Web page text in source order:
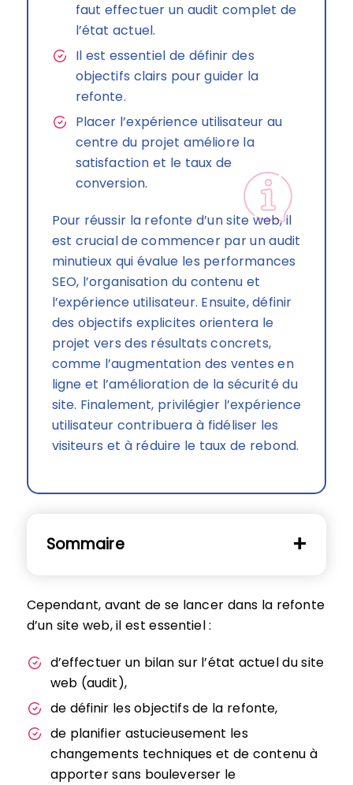
faut effectuer un audit complet de
l’état actuel.
Il est essentiel de définir des
objectifs clairs pour guider la
refonte.
Placer l’expérience utilisateur au
centre du projet améliore la
satisfaction et le taux de
conversion.
Pour réussir la refonte d’un site web, il
est crucial de commencer par un audit
minutieux qui évalue les performances
SEO, l’organisation du contenu et
l’expérience utilisateur. Ensuite, définir
des objectifs explicites orientera le
projet vers des résultats concrets,
comme l’augmentation des ventes en
ligne et l’amélioration de la sécurité du
site. Finalement, privilégier l’expérience
utilisateur contribuera à fidéliser les
visiteurs et à réduire le taux de rebond.
Sommaire
Cependant, avant de se lancer dans la refonte
d’un site web, il est essentiel :
d’effectuer un bilan sur l’état actuel du site
web (audit),
de définir les objectifs de la refonte,
de planifier astucieusement les
changements techniques et de contenu à
apporter sans bouleverser le